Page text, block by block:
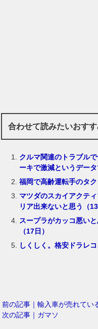
合わせて読みたいおす
クルマ関連のトラブル
ーキで激減というデータ
福岡で高齢運転手のタク
マツダのスカイアクテ
リア出来ないと思う（13
スープラがカッコ悪い
（17日）
しくしく。格安ドラレ
前の記事｜輸入車が売れてい
次の記事｜ガマソ